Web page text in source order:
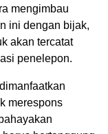
mengimbau
ini dengan bijak,
akan tercatat
penelepon.
merespons